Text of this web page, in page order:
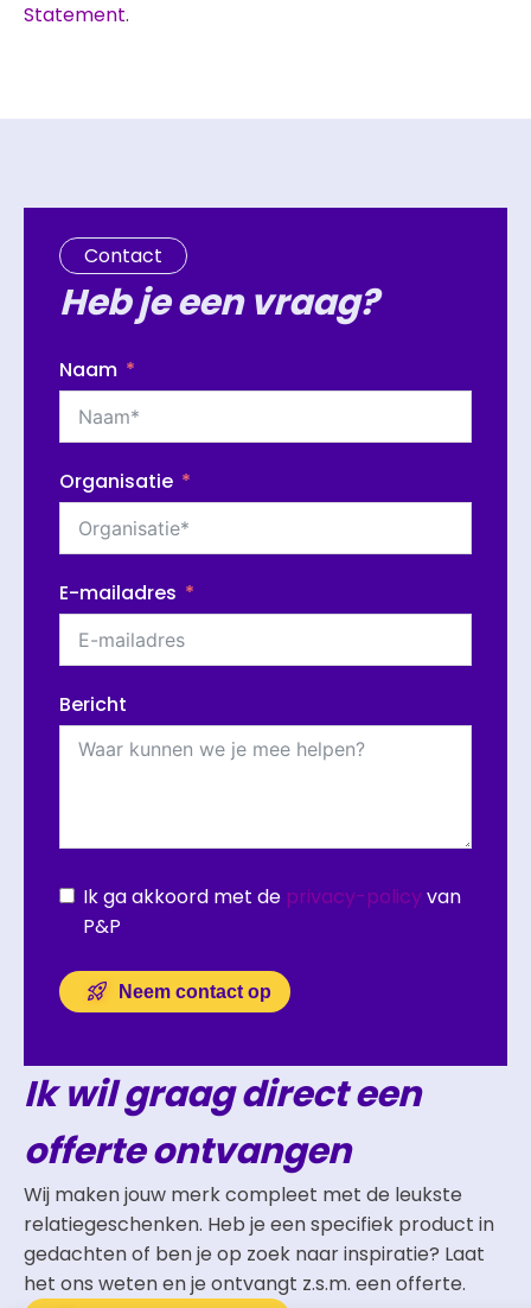
Statement.
Contact
Heb je een vraag?
Naam
Organisatie
E-mailadres
Bericht
Ik ga akkoord met de privacy-policyvan
P&P
Neem contact op
Ik wil graag direct een
offerte ontvangen
Wij maken jouw merk compleet met de leukste
relatiegeschenken. Heb je een specifiek product in
gedachten of ben je op zoek naar inspiratie? Laat
het ons weten en je ontvangt z.s.m. een offerte.